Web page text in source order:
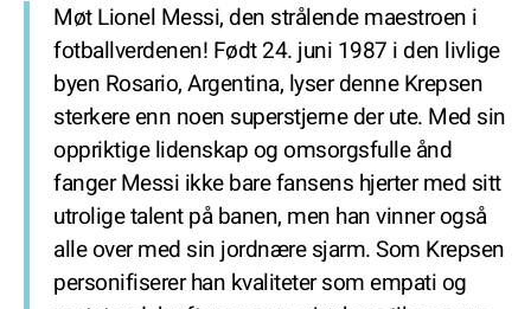
Møt Lionel Messi, den strålende maestroen i
fotballverdenen! Født 24. juni 1987 i den livlige
byen Rosario, Argentina, lyser denne Krepsen
sterkere enn noen superstjerne der ute. Med sin
oppriktige lidenskap og omsorgsfulle ånd
fanger Messi ikke bare fansens hjerter med sitt
utrolige talent på banen, men han vinner også
alle over med sin jordnære sjarm. Som Krepsen
personifiserer han kvaliteter som empati og